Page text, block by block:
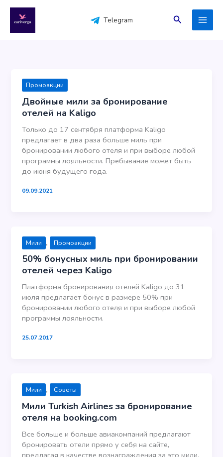
содержимому
Telegram Поиск
Промоакции
Двойные мили за бронирование
отелей на Kaligo
Только до 17 сентября платформа Kaligo
предлагает в два раза больше миль при
бронировании любого отеля и при выборе любой
программы лояльности. Пребывание может быть
до июня будущего года.
09.09.2021
Мили , Промоакции
50% бонусных миль при бронировании
отелей через Kaligo
Платформа бронирования отелей Kaligo до 31
июля предлагает бонус в размере 50% при
бронировании любого отеля и при выборе любой
программы лояльности.
25.07.2017
Мили , Советы
Мили Turkish Airlines за бронирование
отеля на booking.com
Все больше и больше авиакомпаний предлагают
бронировать отели прямо у себя на сайте,
предлагая в качестве вознаграждения за это мили.